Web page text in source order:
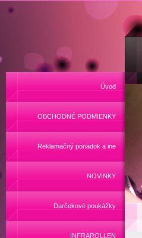
Úvod
OBCHODNÉ PODMIENKY
Reklamačný poriadok a ine
NOVINKY
Darčekové poukážky
INFRAROLLEN